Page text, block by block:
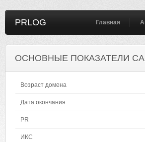
PRLOG Главная
ОСНОВНЫЕ ПОКАЗАТЕЛИ
Возраст домена
Дата окончания
PR
ИКС